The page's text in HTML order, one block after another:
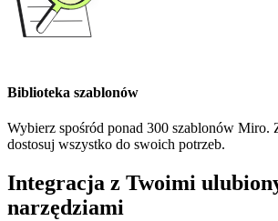
Biblioteka szablonów
Wybierz spośród ponad 300 szablonów Miro.
dostosuj wszystko do swoich potrzeb.
Integracja z Twoimi
narzędziami